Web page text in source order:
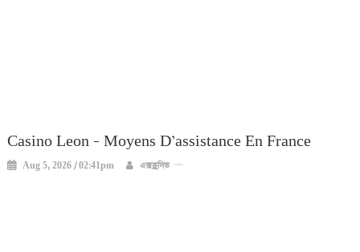
Casino Leon – Moyens D’assistance En France
Aug 5, 2026 / 02:41pm এক্সক্লুসিভ